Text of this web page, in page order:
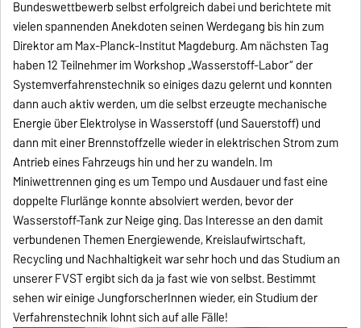
Bundeswettbewerb selbst erfolgreich dabei und berichtete mit
vielen spannenden Anekdoten seinen Werdegang bis hin zum
Direktor am Max-Planck-Institut Magdeburg. Am nächsten Tag
haben 12 Teilnehmer im Workshop „Wasserstoff-Labor“ der
Systemverfahrenstechnik so einiges dazu gelernt und konnten
dann auch aktiv werden, um die selbst erzeugte mechanische
Energie über Elektrolyse in Wasserstoff (und Sauerstoff) und
dann mit einer Brennstoffzelle wieder in elektrischen Strom zum
Antrieb eines Fahrzeugs hin und her zu wandeln. Im
Miniwettrennen ging es um Tempo und Ausdauer und fast eine
doppelte Flurlänge konnte absolviert werden, bevor der
Wasserstoff-Tank zur Neige ging. Das Interesse an den damit
verbundenen Themen Energiewende, Kreislaufwirtschaft,
Recycling und Nachhaltigkeit war sehr hoch und das Studium an
unserer FVST ergibt sich da ja fast wie von selbst. Bestimmt
sehen wir einige JungforscherInnen wieder, ein Studium der
Verfahrenstechnik lohnt sich auf alle Fälle!